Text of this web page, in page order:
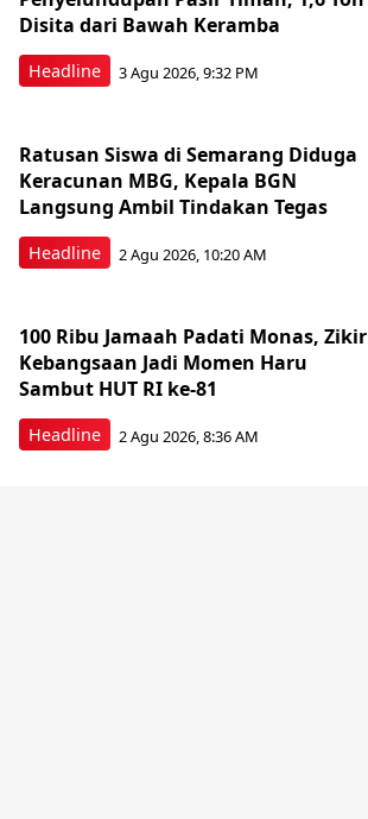
Headline
Disita dari Bawah Keramba
3 Agu 2026, 9:32 PM
Headline
Ratusan Siswa di Semarang Diduga
Keracunan MBG, Kepala BGN
Langsung Ambil Tindakan Tegas
2 Agu 2026, 10:20 AM
Headline
100 Ribu Jamaah Padati Monas, Zikir
Kebangsaan Jadi Momen Haru
Sambut HUT RI ke-81
2 Agu 2026, 8:36 AM